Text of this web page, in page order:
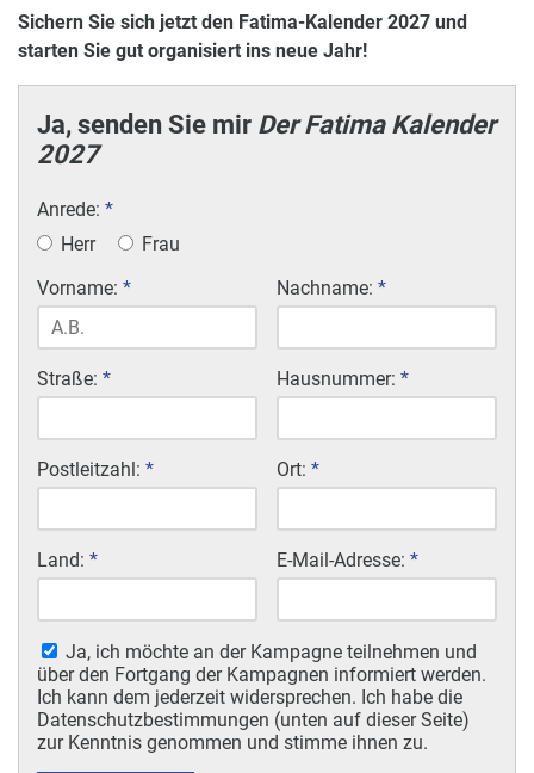
Sichern Sie sich jetzt den Fatima-Kalender 2027 und
starten Sie gut organisiert ins neue Jahr!
Ja, senden Sie mir Der Fatima Kalender
2027
Anrede: *
Herr
Frau
Vorname: * Nachname: *
Straße: * Hausnummer: *
Postleitzahl: * Ort: *
Land: * E-Mail-Adresse: *
Ja, ich möchte an der Kampagne teilnehmen und
über den Fortgang der Kampagnen informiert werden.
Ich kann dem jederzeit widersprechen. Ich habe die
Datenschutzbestimmungen (unten auf dieser Seite)
zur Kenntnis genommen und stimme ihnen zu.